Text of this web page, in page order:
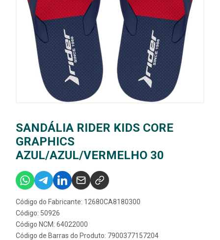
SANDÁLIA RIDER KIDS CORE
GRAPHICS
AZUL/AZUL/VERMELHO 30
Código do Fabricante: 12680CA8180300
Código: 50926
Código NCM: 64022000
Código de Barras do Produto: 7900377157204